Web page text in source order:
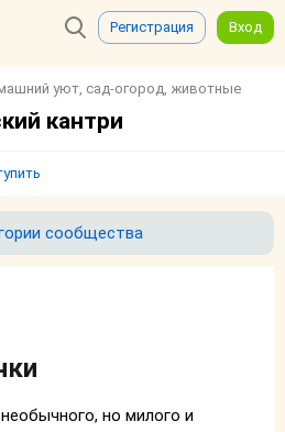
Регистрация Вход
уют, сад-огород, животные
кантри
сообщества
но милого и